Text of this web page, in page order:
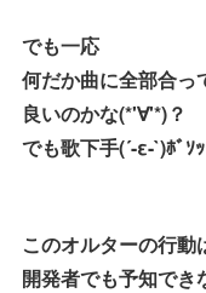
でも一応
何だか曲に全部合っ
良いのかな(*'∀'*)？
でも歌下手(´-ε-`)ﾎﾞｿｯ
このオルターの行動
開発者でも予知でき